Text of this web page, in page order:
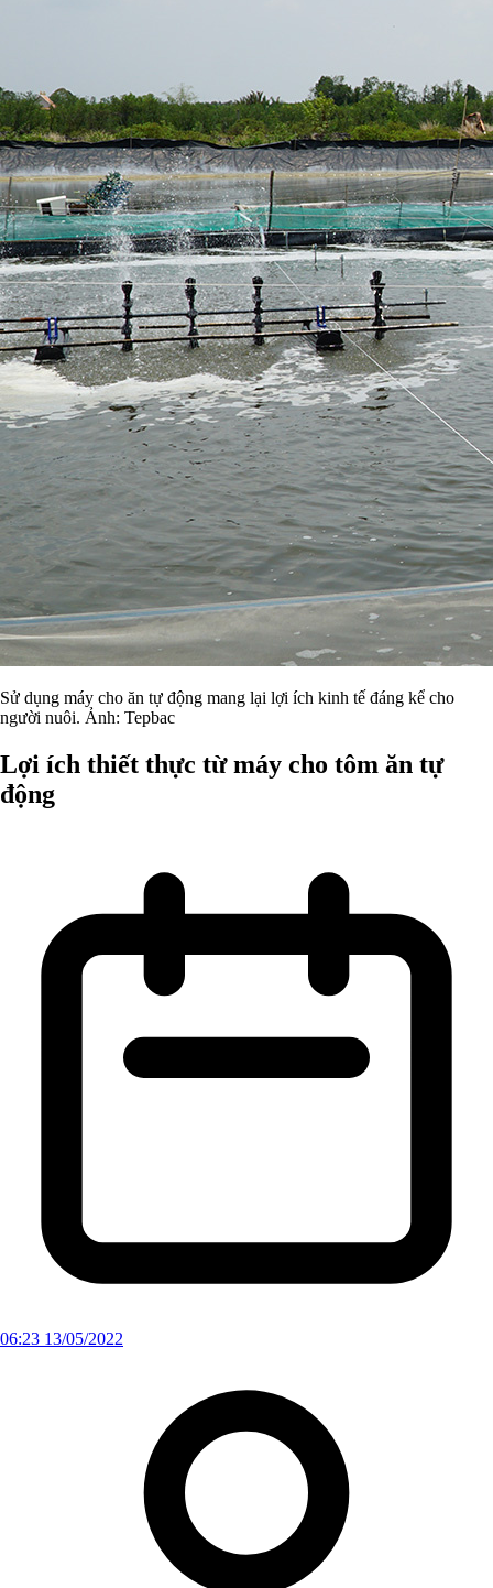
Sử dụng máy cho ăn tự động mang lại lợi ích kinh tế đáng kể cho
người nuôi. Ảnh: Tepbac
Lợi ích thiết thực từ máy cho tôm ăn tự
động
06:23 13/05/2022